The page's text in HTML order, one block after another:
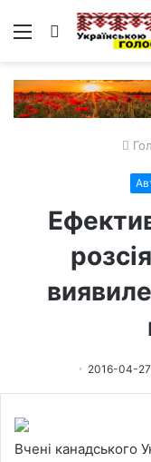
Меню Пошук
2016-04-27
Вчені канадського